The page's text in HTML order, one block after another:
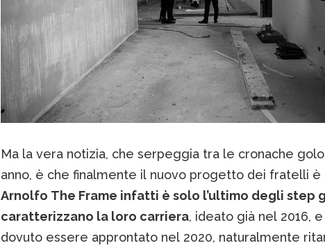
Ma la vera notizia, che serpeggia tra le cronache
anno, è che finalmente il nuovo progetto dei fratelli è
Arnolfo The Frame infatti è solo l’ultimo degli step
caratterizzano la loro carriera, ideato già nel 2016,
dovuto essere approntato nel 2020, naturalmente